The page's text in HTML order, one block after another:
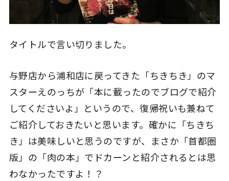
タイトルで言い切りました。
与野店から浦和店に戻ってきた「ちきちき」のマ
スターえのっちが「本に載ったのでブログで紹介
してくださいよ」というので、復帰祝いも兼ねて
ご紹介しておきたいと思います。確かに「ちきち
き」は美味しいと思うのですが、まさか「首都圏
版」の「肉の本」でドカーンと紹介されるとは思
わなかったですよ！？